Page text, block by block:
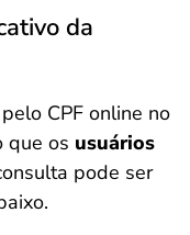
da
CPF online no
que os usuários
pode ser